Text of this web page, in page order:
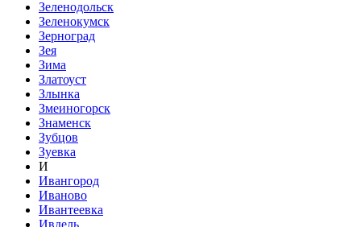
Зеленодольск
Зеленокумск
Зерноград
Зея
Зима
Златоуст
Злынка
Змеиногорск
Знаменск
Зубцов
Зуевка
И
Ивангород
Иваново
Ивантеевка
Ивдель